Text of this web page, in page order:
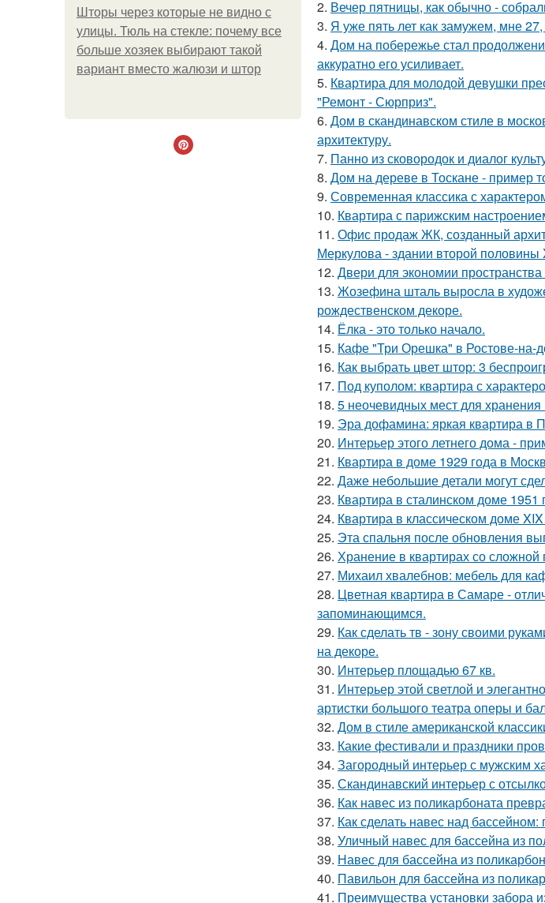
Шторы через которые не видно с
улицы. Тюль на стекле: почему все
больше хозяек выбирают такой
вариант вместо жалюзи и штор
2. Вечер пятницы, как обычно -
3. Я уже пять лет как замужем, мне
4. Дом на побережье стал
аккуратно его усиливает.
5. Квартира для молодой девушки
"Ремонт - Сюрприз".
6. Дом в скандинавском стиле в
архитектуру.
7. Панно из сковородок и диалог
8. Дом на дереве в Тоскане - пример
9. Современная классика с
10. Квартира с парижским
11. Офис продаж ЖК, созданный
Меркулова - здании второй половины
12. Двери для экономии
13. Жозефина шталь выросла в
рождественском декоре.
14. Ёлка - это только начало.
15. Кафе "Три Орешка" в Ростове-на-
16. Как выбрать цвет штор: 3
17. Под куполом: квартира с
18. 5 неочевидных мест для хранения
19. Эра дофамина: яркая квартира в
20. Интерьер этого летнего дома -
21. Квартира в доме 1929 года в
22. Даже небольшие детали могут
23. Квартира в сталинском доме
24. Квартира в классическом доме
25. Эта спальня после обновления
26. Хранение в квартирах со сложной
27. Михаил хвалебнов: мебель для
28. Цветная квартира в Самаре -
запоминающимся.
29. Как сделать тв - зону своими
на декоре.
30. Интерьер площадью 67 кв.
31. Интерьер этой светлой и
артистки большого театра оперы и
32. Дом в стиле американской
33. Какие фестивали и праздники
34. Загородный интерьер с мужским
35. Скандинавский интерьер с
36. Как навес из поликарбоната
37. Как сделать навес над
38. Уличный навес для бассейна из
39. Навес для бассейна из
40. Павильон для бассейна из
41. Преимущества установки забора